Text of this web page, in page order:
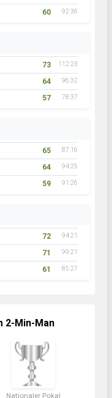
60 92:36
73 112:23
64 96:32
57 78:37
65 87:16
64 94:25
59 91:26
72 94:21
71 99:21
61 85:27
2-Min-Man
Nationaler Pokal